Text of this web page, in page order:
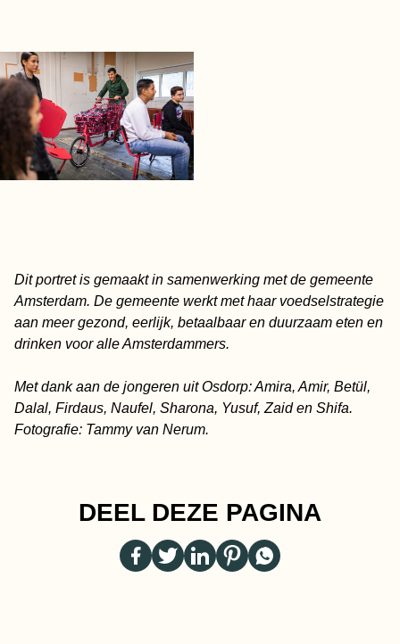
Dit portret is gemaakt in samenwerking met de gemeente
Amsterdam. De gemeente werkt met haar voedselstrategie
aan meer gezond, eerlijk, betaalbaar en duurzaam eten en
drinken voor alle Amsterdammers.
Met dank aan de jongeren uit Osdorp: Amira, Amir, Betül,
Dalal, Firdaus, Naufel, Sharona, Yusuf, Zaid en Shifa.
Fotografie: Tammy van Nerum.
DEEL DEZE PAGINA